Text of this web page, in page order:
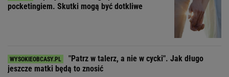
pocketingiem. Skutki mogą być dotkliwe
"Patrz w talerz, a nie w cycki". Jak długo
jeszcze matki będą to znosić